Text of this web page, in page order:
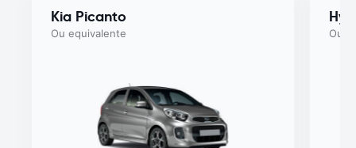
Kia Picanto
Ou equivalente Ou